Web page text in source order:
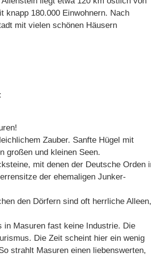
knapp 180.000 Einwohnern. Nach
mit vielen schönen Häusern
Zauber. Sanfte Hügel mit
großen und kleinen Seen.
mit denen der Deutsche Orden
der ehemaligen Junker-
den Dörfern sind oft herrliche Alleen,
in Masuren fast keine Industrie. Die
Die Zeit scheint hier ein wenig
strahlt Masuren einen liebenswerten,